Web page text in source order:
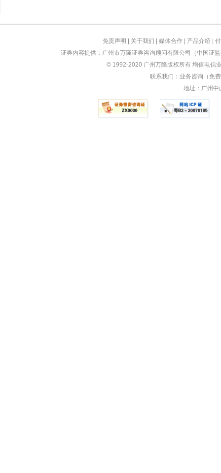
免责声明 关于我们 媒体合作| 产品介绍
证券内容提供：广州市万隆证券咨询顾问有限公司（中国证
© 1992-2020 广州万隆版权所有 增值电信
联系我们：业务咨询（免
地址：广州中